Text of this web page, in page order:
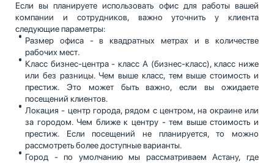
Если вы планируете использовать офис для работы вашей
компании и сотрудников, важно уточнить у клиента
следующие параметры:
Размер офиса - в квадратных метрах и в количестве
рабочих мест.
Класс бизнес-центра - класс А (бизнес-класс), класс ниже
или без разницы. Чем выше класс, тем выше стоимость и
престиж. Это может быть важно, если вы ожидаете
посещений клиентов.
Локация - центр города, рядом с центром, на окраине или
за городом. Чем ближе к центру - тем выше стоимость и
престиж. Если посещений не планируется, то можно
рассмотреть более доступные варианты.
Город - по умолчанию мы рассматриваем Астану, где